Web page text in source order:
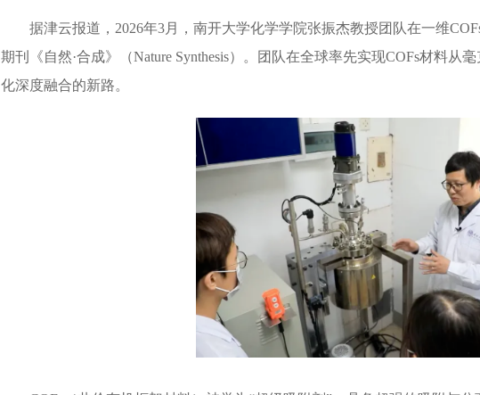
据津云报道，2026年3月，南开大学化学学院张振杰教授团队在一维
期刊《自然·合成》（Nature Synthesis）。团队在全球率先实现COFs材料
化深度融合的新路。